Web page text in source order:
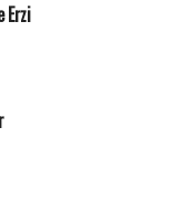
Erzi